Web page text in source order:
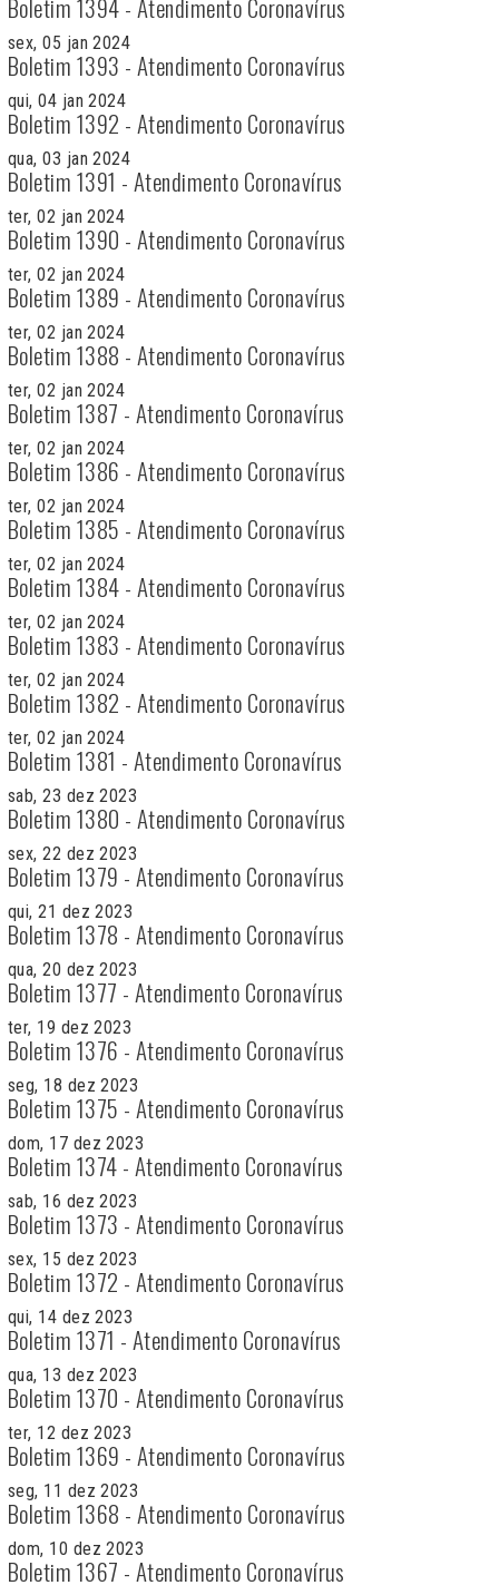
Boletim 1394 - Atendimento Coronavírus
sex, 05 jan 2024
Boletim 1393 - Atendimento Coronavírus
qui, 04 jan 2024
Boletim 1392 - Atendimento Coronavírus
qua, 03 jan 2024
Boletim 1391 - Atendimento Coronavírus
ter, 02 jan 2024
Boletim 1390 - Atendimento Coronavírus
ter, 02 jan 2024
Boletim 1389 - Atendimento Coronavírus
ter, 02 jan 2024
Boletim 1388 - Atendimento Coronavírus
ter, 02 jan 2024
Boletim 1387 - Atendimento Coronavírus
ter, 02 jan 2024
Boletim 1386 - Atendimento Coronavírus
ter, 02 jan 2024
Boletim 1385 - Atendimento Coronavírus
ter, 02 jan 2024
Boletim 1384 - Atendimento Coronavírus
ter, 02 jan 2024
Boletim 1383 - Atendimento Coronavírus
ter, 02 jan 2024
Boletim 1382 - Atendimento Coronavírus
ter, 02 jan 2024
Boletim 1381 - Atendimento Coronavírus
sab, 23 dez 2023
Boletim 1380 - Atendimento Coronavírus
sex, 22 dez 2023
Boletim 1379 - Atendimento Coronavírus
qui, 21 dez 2023
Boletim 1378 - Atendimento Coronavírus
qua, 20 dez 2023
Boletim 1377 - Atendimento Coronavírus
ter, 19 dez 2023
Boletim 1376 - Atendimento Coronavírus
seg, 18 dez 2023
Boletim 1375 - Atendimento Coronavírus
dom, 17 dez 2023
Boletim 1374 - Atendimento Coronavírus
sab, 16 dez 2023
Boletim 1373 - Atendimento Coronavírus
sex, 15 dez 2023
Boletim 1372 - Atendimento Coronavírus
qui, 14 dez 2023
Boletim 1371 - Atendimento Coronavírus
qua, 13 dez 2023
Boletim 1370 - Atendimento Coronavírus
ter, 12 dez 2023
Boletim 1369 - Atendimento Coronavírus
seg, 11 dez 2023
Boletim 1368 - Atendimento Coronavírus
dom, 10 dez 2023
Boletim 1367 - Atendimento Coronavírus